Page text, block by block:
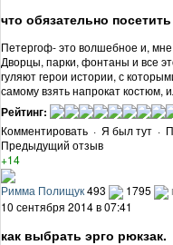
что обязательно
Петергоф- это волшебное и,
Дворцы, парки, фонтаны и все
гуляют герои истории, с
самому взять напрокат костюм,
Рейтинг:
Комментировать · Я был тут ·
Предыдущий отзыв
+14
Римма Полищук493 1795
10 сентября 2014 в 07:41
как выбрать эрго рюкзак.